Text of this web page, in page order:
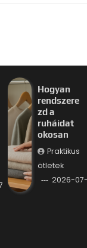
Hogyan
rendszere
zd a
ruháidat
okosan
Praktikus
ötletek
2026-